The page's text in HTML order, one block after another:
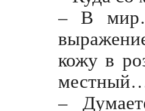
– В
кожу в
местный…
–